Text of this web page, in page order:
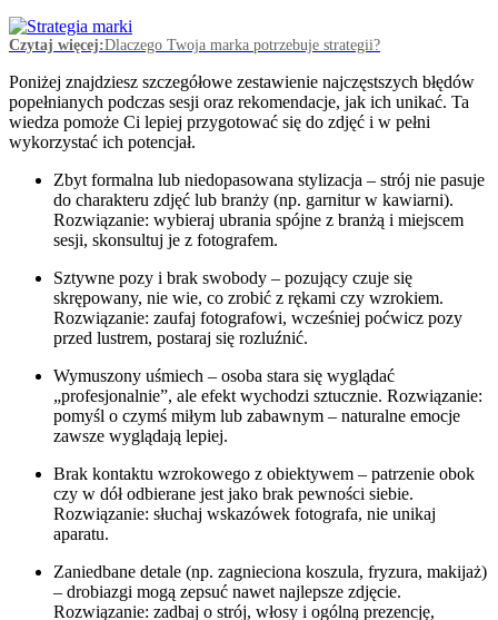
Czytaj więcej:Dlaczego Twoja marka potrzebuje strategii?
Poniżej znajdziesz szczegółowe zestawienie najczęstszych błędów
popełnianych podczas sesji oraz rekomendacje, jak ich unikać. Ta
wiedza pomoże Ci lepiej przygotować się do zdjęć i w pełni
wykorzystać ich potencjał.
Zbyt formalna lub niedopasowana stylizacja – strój nie pasuje
do charakteru zdjęć lub branży (np. garnitur w kawiarni).
Rozwiązanie: wybieraj ubrania spójne z branżą i miejscem
sesji, skonsultuj je z fotografem.
Sztywne pozy i brak swobody – pozujący czuje się
skrępowany, nie wie, co zrobić z rękami czy wzrokiem.
Rozwiązanie: zaufaj fotografowi, wcześniej poćwicz pozy
przed lustrem, postaraj się rozluźnić.
Wymuszony uśmiech – osoba stara się wyglądać
„profesjonalnie”, ale efekt wychodzi sztucznie. Rozwiązanie:
pomyśl o czymś miłym lub zabawnym – naturalne emocje
zawsze wyglądają lepiej.
Brak kontaktu wzrokowego z obiektywem – patrzenie obok
czy w dół odbierane jest jako brak pewności siebie.
Rozwiązanie: słuchaj wskazówek fotografa, nie unikaj
aparatu.
Zaniedbane detale (np. zagnieciona koszula, fryzura, makijaż)
– drobiazgi mogą zepsuć nawet najlepsze zdjęcie.
Rozwiązanie: zadbaj o strój, włosy i ogólną prezencję,